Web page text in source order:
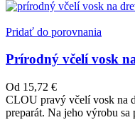
Pridať do porovnania
Prírodný včelí vosk
Od 15,72 €
CLOU pravý včelí vosk na
preparát. Na jeho výrobu